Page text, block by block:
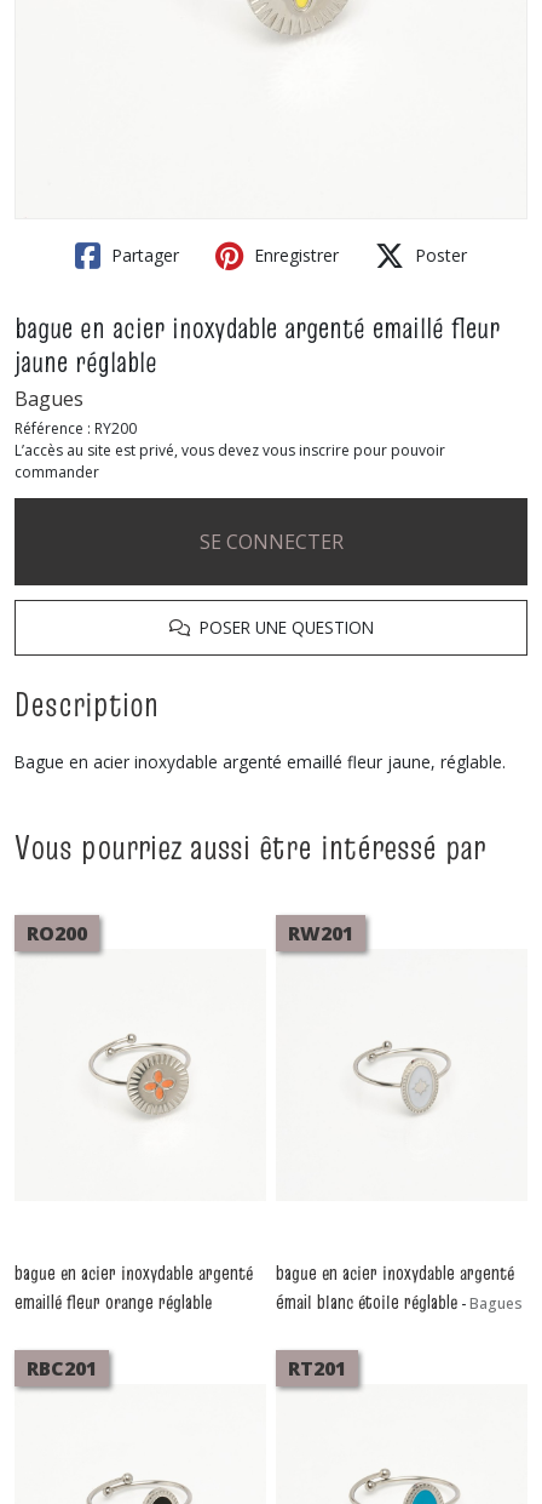
Partager Enregistrer Poster
bague en acier inoxydable argenté emaillé fleur
jaune réglable
Bagues
Référence : RY200
L’accès au site est privé, vous devez vous inscrire pour pouvoir
commander
SE CONNECTER
POSER UNE QUESTION
Description
Bague en acier inoxydable argenté emaillé fleur jaune, réglable.
Vous pourriez aussi être intéressé par
RO200
bague en acier inoxydable argenté
emaillé fleur orange réglable
RW201
bague en acier inoxydable argenté
émail blanc étoile réglable -Bagues
RBC201 RT201